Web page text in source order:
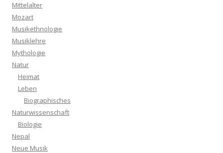
Mittelalter
Mozart
Musikethnologie
Musiklehre
Mythologie
Natur
Heimat
Leben
Biographisches
Naturwissenschaft
Biologie
Nepal
Neue Musik